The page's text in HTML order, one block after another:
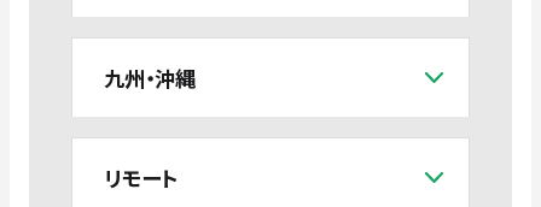
九州・沖縄
リモート